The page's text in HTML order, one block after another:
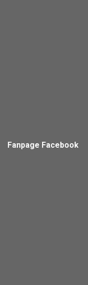
Fanpage Facebook